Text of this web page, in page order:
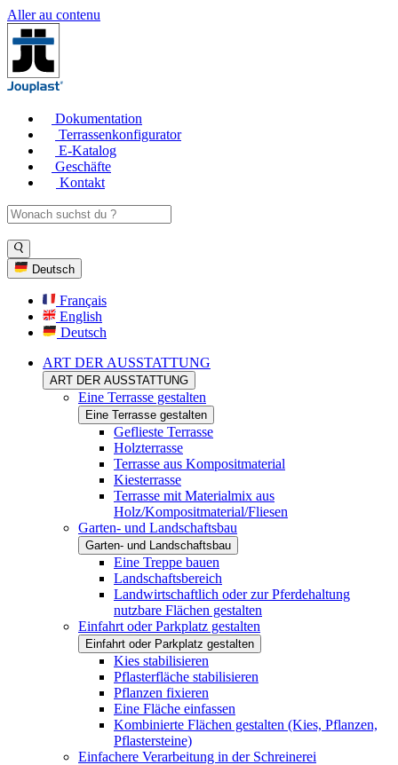
Aller au contenu
Dokumentation
Terrassenkonfigurator
E-Katalog
Geschäfte
Kontakt
Deutsch
Français
English
Deutsch
ART DER AUSSTATTUNG
ART DER AUSSTATTUNG
Eine Terrasse gestalten
Eine Terrasse gestalten
Geflieste Terrasse
Holzterrasse
Terrasse aus Kompositmaterial
Kiesterrasse
Terrasse mit Materialmix aus
Holz/Kompositmaterial/Fliesen
Garten- und Landschaftsbau
Garten- und Landschaftsbau
Eine Treppe bauen
Landschaftsbereich
Landwirtschaftlich oder zur Pferdehaltung
nutzbare Flächen gestalten
Einfahrt oder Parkplatz gestalten
Einfahrt oder Parkplatz gestalten
Kies stabilisieren
Pflasterfläche stabilisieren
Pflanzen fixieren
Eine Fläche einfassen
Kombinierte Flächen gestalten (Kies, Pflanzen,
Pflastersteine)
Einfachere Verarbeitung in der Schreinerei